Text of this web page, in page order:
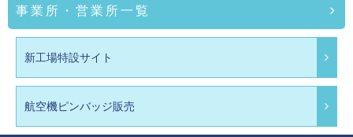
事業所・営業所一覧
新工場特設サイト
航空機ピンバッジ販売